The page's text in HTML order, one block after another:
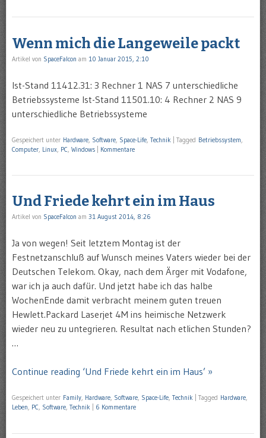
Wenn mich die Langeweile packt
Artikel von SpaceFalcon am 10 Januar 2015, 2:10
Ist-Stand 11412.31: 3 Rechner 1 NAS 7 unterschiedliche
Betriebssysteme Ist-Stand 11501.10: 4 Rechner 2 NAS 9
unterschiedliche Betriebssysteme
Gespeichert unter Hardware Software Space-Life Technik Tagged Betriebssystem
Computer Linux PC Windows Kommentare
Und Friede kehrt ein im Haus
Artikel von SpaceFalcon am 31 August 2014, 8:26
Ja von wegen! Seit letztem Montag ist der
Festnetzanschluß auf Wunsch meines Vaters wieder bei der
Deutschen Telekom. Okay, nach dem Ärger mit Vodafone,
war ich ja auch dafür. Und jetzt habe ich das halbe
WochenEnde damit verbracht meinem guten treuen
Hewlett.Packard Laserjet 4M ins heimische Netzwerk
wieder neu zu untegrieren. Resultat nach etlichen Stunden?
…
Continue reading ‘Und Friede kehrt ein im Haus’ »
Gespeichert unter Family, Hardware, Software, Space-Life, Technik Tagged Hardware,
Leben, PC, Software, Technik 6 Kommentare